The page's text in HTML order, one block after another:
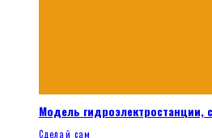
Модель гидроэлектростанции,
Сделай сам